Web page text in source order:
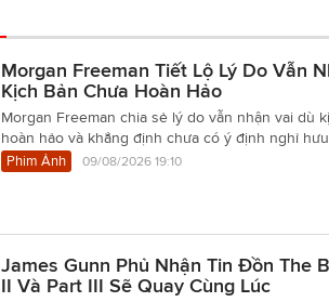
Morgan Freeman Tiết Lộ Lý Do Vẫn
Kịch Bản Chưa Hoàn Hảo
Morgan Freeman chia sẻ lý do vẫn nhận vai dù
hoàn hảo và khẳng định chưa có ý định nghỉ
Phim Ảnh
09/08/2026 19:10
James Gunn Phủ Nhận Tin Đồn The
II Và Part III Sẽ Quay Cùng Lúc